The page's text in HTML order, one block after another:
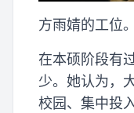
方雨婧的工位
在本硕阶段有
少。她认为，
校园、集中投